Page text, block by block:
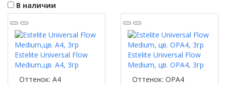
В наличии
Estelite Universal Flow
Medium,цв. A4, 3гр
Оттенок: А4
Estelite Universal Flow
Medium, цв. OPA4, 3гр
Оттенок: OPA4